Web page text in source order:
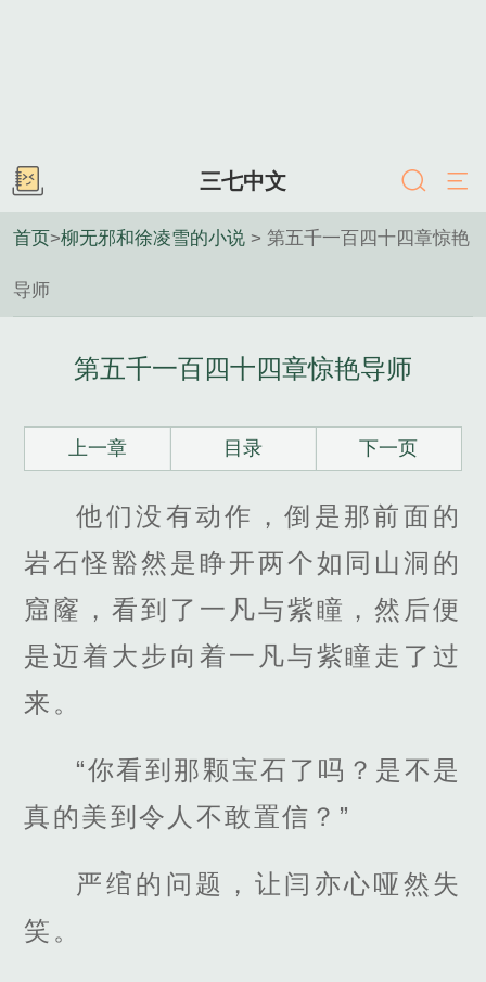
三七中文
首页>柳无邪和徐凌雪的小说 > 第五千一百四十四章惊艳
导师
第五千一百四十四章惊艳导师
上一章 目录 下一页
他们没有动作，倒是那前面的
岩石怪豁然是睁开两个如同山洞的
窟窿，看到了一凡与紫瞳，然后便
是迈着大步向着一凡与紫瞳走了过
来。
“你看到那颗宝石了吗？是不是
真的美到令人不敢置信？”
严绾的问题，让闫亦心哑然失
笑。